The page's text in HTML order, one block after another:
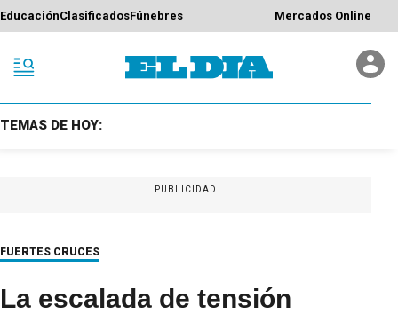
EducaciónClasificadosFúnebres Mercados Online
TEMAS DE HOY:
PUBLICIDAD
FUERTES CRUCES
La escalada de tensión